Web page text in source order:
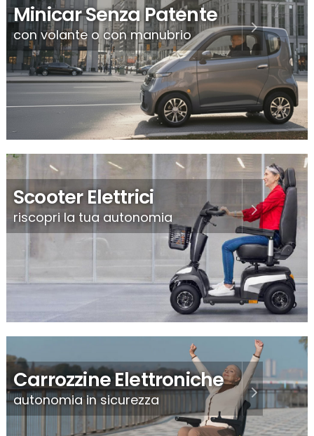
Scooter Elettrici
riscopri la tua autonomia
Minicar Senza Patente
con volante o con manubrio
Carrozzine Elettroniche
autonomia in sicurezza